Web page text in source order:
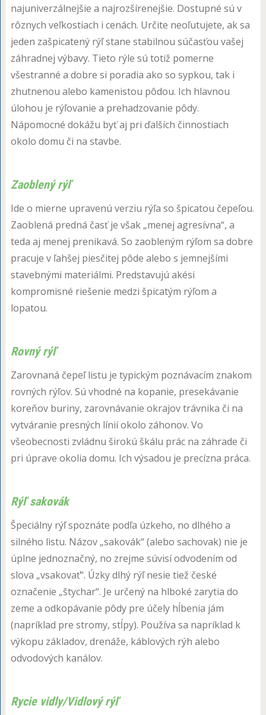
najuniverzálnejšie a najrozšírenejšie. Dostupné sú v
rôznych veľkostiach i cenách. Určite neoľutujete, ak sa
jeden zašpicatený rýľ stane stabilnou súčasťou vašej
záhradnej výbavy. Tieto rýle sú totiž pomerne
všestranné a dobre si poradia ako so sypkou, tak i
zhutnenou alebo kamenistou pôdou. Ich hlavnou
úlohou je rýľovanie a prehadzovanie pôdy.
Nápomocné dokážu byť aj pri ďalších činnostiach
okolo domu či na stavbe.
Zaoblený rýľ
Ide o mierne upravenú verziu rýľa so špicatou čepeľou.
Zaoblená predná časť je však „menej agresívna“, a
teda aj menej prenikavá. So zaobleným rýľom sa dobre
pracuje v ľahšej piesčitej pôde alebo s jemnejšími
stavebnými materiálmi. Predstavujú akési
kompromisné riešenie medzi špicatým rýľom a
lopatou.
Rovný rýľ
Zarovnaná čepeľ listu je typickým poznávacím znakom
rovných rýľov. Sú vhodné na kopanie, presekávanie
koreňov buriny, zarovnávanie okrajov trávnika či na
vytváranie presných línií okolo záhonov. Vo
všeobecnosti zvládnu širokú škálu prác na záhrade či
pri úprave okolia domu. Ich výsadou je precízna práca.
Rýľ sakovák
Špeciálny rýľ spoznáte podľa úzkeho, no dlhého a
silného listu. Názov „sakovák“ (alebo sachovak) nie je
úplne jednoznačný, no zrejme súvisí odvodením od
slova „vsakovať“. Úzky dlhý rýľ nesie tiež české
označenie „štychar“. Je určený na hlboké zarytia do
zeme a odkopávanie pôdy pre účely hĺbenia jám
(napríklad pre stromy, stĺpy). Používa sa napríklad k
výkopu základov, drenáže, káblových rýh alebo
odvodových kanálov.
Rycie vidly/Vidlový rýľ